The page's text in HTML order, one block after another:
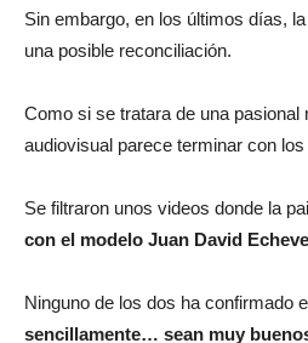
Sin embargo, en los últimos días,
una posible reconciliación.
Como si se tratara de una pasional
audiovisual parece terminar con
Se filtraron unos videos donde la
con el modelo Juan David
Ninguno de los dos ha confirmado el
sencillamente… sean muy